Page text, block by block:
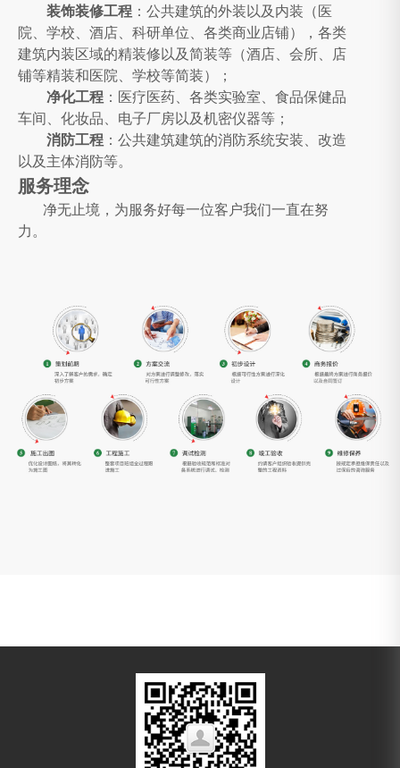
装饰装修工程 ： 公共建筑的外装以及内装（医
院、学校、酒店、科研单位、各类商业店铺），各类
建筑内装区域的精装修以及简装等（酒店、会所、店
铺等精装和医院、学校等简装）；
净化工程 ： 医疗医药、各类实验室、食品保健品
车间、化妆品、电子厂房以及机密仪器等；
消防工程 ： 公共建筑建筑的消防系统安装、改造
以及主体消防等。
服务理念
净无止境，为服务好每一位客户我们一直在努
力。